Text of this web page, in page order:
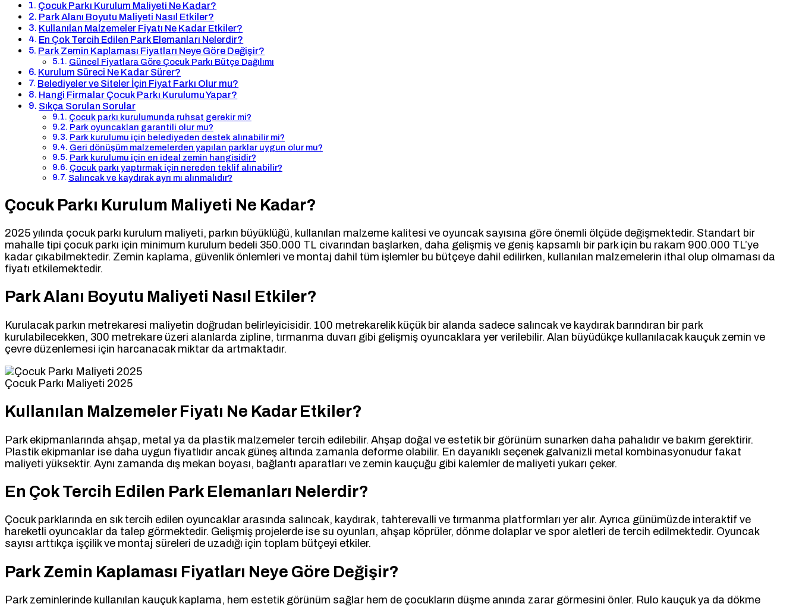
Çocuk Parkı Kurulum Maliyeti Ne Kadar?
Park Alanı Boyutu Maliyeti Nasıl Etkiler?
Kullanılan Malzemeler Fiyatı Ne Kadar Etkiler?
En Çok Tercih Edilen Park Elemanları Nelerdir?
Park Zemin Kaplaması Fiyatları Neye Göre Değişir?
Güncel Fiyatlara Göre Çocuk Parkı Bütçe Dağılımı
Kurulum Süreci Ne Kadar Sürer?
Belediyeler ve Siteler İçin Fiyat Farkı Olur mu?
Hangi Firmalar Çocuk Parkı Kurulumu Yapar?
Sıkça Sorulan Sorular
Çocuk parkı kurulumunda ruhsat gerekir mi?
Park oyuncakları garantili olur mu?
Park kurulumu için belediyeden destek alınabilir mi?
Geri dönüşüm malzemelerden yapılan parklar uygun olur mu?
Park kurulumu için en ideal zemin hangisidir?
Çocuk parkı yaptırmak için nereden teklif alınabilir?
Salıncak ve kaydırak ayrı mı alınmalıdır?
Çocuk Parkı Kurulum Maliyeti Ne Kadar?
2025 yılında çocuk parkı kurulum maliyeti, parkın büyüklüğü, kullanılan malzeme kalitesi ve oyuncak sayısına göre önemli ölçüde değişmektedir. Standart bir
mahalle tipi çocuk parkı için minimum kurulum bedeli 350.000 TL civarından başlarken, daha gelişmiş ve geniş kapsamlı bir park için bu rakam 900.000 TL’ye
kadar çıkabilmektedir. Zemin kaplama, güvenlik önlemleri ve montaj dahil tüm işlemler bu bütçeye dahil edilirken, kullanılan malzemelerin ithal olup olmaması da
fiyatı etkilemektedir.
Park Alanı Boyutu Maliyeti Nasıl Etkiler?
Kurulacak parkın metrekaresi maliyetin doğrudan belirleyicisidir. 100 metrekarelik küçük bir alanda sadece salıncak ve kaydırak barındıran bir park
kurulabilecekken, 300 metrekare üzeri alanlarda zipline, tırmanma duvarı gibi gelişmiş oyuncaklara yer verilebilir. Alan büyüdükçe kullanılacak kauçuk zemin ve
çevre düzenlemesi için harcanacak miktar da artmaktadır.
Çocuk Parkı Maliyeti 2025
Kullanılan Malzemeler Fiyatı Ne Kadar Etkiler?
Park ekipmanlarında ahşap, metal ya da plastik malzemeler tercih edilebilir. Ahşap doğal ve estetik bir görünüm sunarken daha pahalıdır ve bakım gerektirir.
Plastik ekipmanlar ise daha uygun fiyatlıdır ancak güneş altında zamanla deforme olabilir. En dayanıklı seçenek galvanizli metal kombinasyonudur fakat
maliyeti yüksektir. Aynı zamanda dış mekan boyası, bağlantı aparatları ve zemin kauçuğu gibi kalemler de maliyeti yukarı çeker.
En Çok Tercih Edilen Park Elemanları Nelerdir?
Çocuk parklarında en sık tercih edilen oyuncaklar arasında salıncak, kaydırak, tahterevalli ve tırmanma platformları yer alır. Ayrıca günümüzde interaktif ve
hareketli oyuncaklar da talep görmektedir. Gelişmiş projelerde ise su oyunları, ahşap köprüler, dönme dolaplar ve spor aletleri de tercih edilmektedir. Oyuncak
sayısı arttıkça işçilik ve montaj süreleri de uzadığı için toplam bütçeyi etkiler.
Park Zemin Kaplaması Fiyatları Neye Göre Değişir?
Park zeminlerinde kullanılan kauçuk kaplama, hem estetik görünüm sağlar hem de çocukların düşme anında zarar görmesini önler. Rulo kauçuk ya da dökme